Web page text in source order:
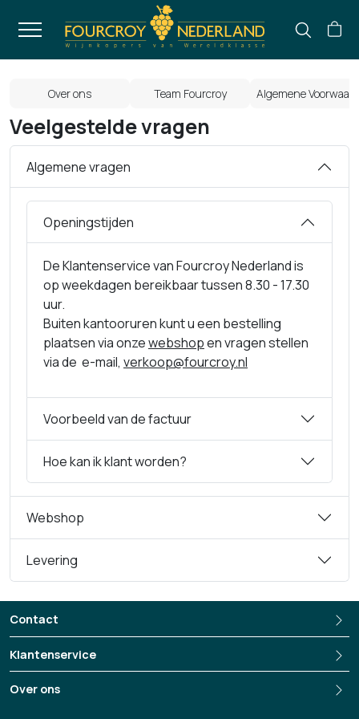
Over ons Team Fourcroy Algemene
Veelgestelde vragen
Algemene vragen
Openingstijden
De Klantenservice van Fourcroy Nederland is
op weekdagen bereikbaar tussen 8.30 - 17.30
uur.
Buiten kantooruren kunt u een bestelling
plaatsen via onzewebshopen vragen stellen
via de e-mail, verkoop@fourcroy.nl
Voorbeeld van de factuur
Hoe kan ik klant worden?
Webshop
Levering
Contact
Klantenservice
Over ons